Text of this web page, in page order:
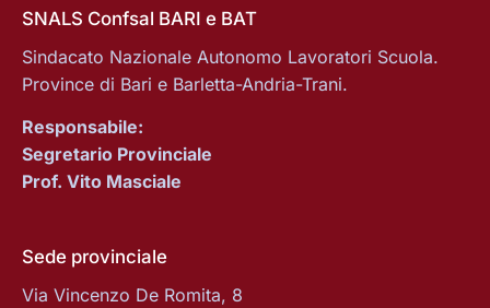
SNALS Confsal BARI e BAT
Sindacato Nazionale Autonomo Lavoratori Scuola.
Province di Bari e Barletta-Andria-Trani.
Responsabile:
Segretario Provinciale
Prof. Vito Masciale
Sede provinciale
Via Vincenzo De Romita, 8